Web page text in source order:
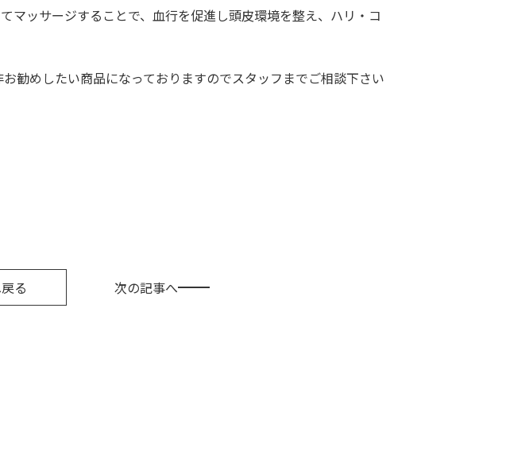
ッサージすることで、血行を促進し頭皮環境を整え、ハリ・コ
勧めしたい商品になっておりますのでスタッフまでご相談下さい
る 次の記事へ